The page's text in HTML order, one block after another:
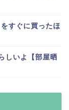
すぐに買ったほ
しいよ【部屋晒